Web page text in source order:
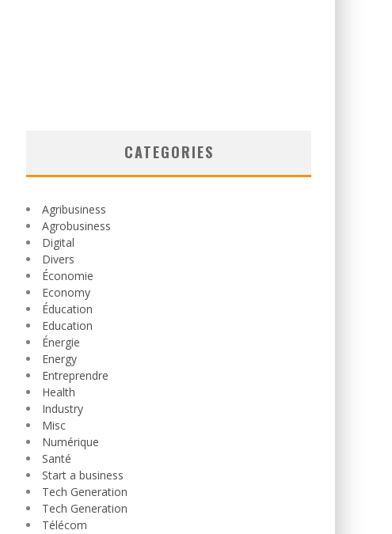
CATEGORIES
Agribusiness
Agrobusiness
Digital
Divers
Économie
Economy
Éducation
Education
Énergie
Energy
Entreprendre
Health
Industry
Misc
Numérique
Santé
Start a business
Tech Generation
Tech Generation
Télécom